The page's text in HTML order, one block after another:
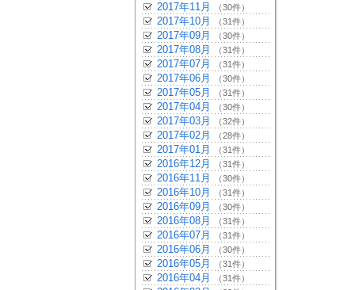
2017年11月 （30件）
2017年10月 （31件）
2017年09月 （30件）
2017年08月 （31件）
2017年07月 （31件）
2017年06月 （30件）
2017年05月 （31件）
2017年04月 （30件）
2017年03月 （32件）
2017年02月 （28件）
2017年01月 （31件）
2016年12月 （31件）
2016年11月 （30件）
2016年10月 （31件）
2016年09月 （30件）
2016年08月 （31件）
2016年07月 （31件）
2016年06月 （30件）
2016年05月 （31件）
2016年04月 （31件）